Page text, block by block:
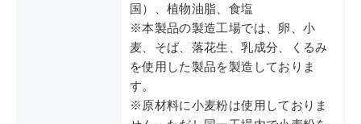
国）、植物油脂、食塩
※本製品の製造工場では、卵、小
麦、そば、落花生、乳成分、くるみ
を使用した製品を製造しておりま
す。
※原材料に小麦粉は使用しておりま